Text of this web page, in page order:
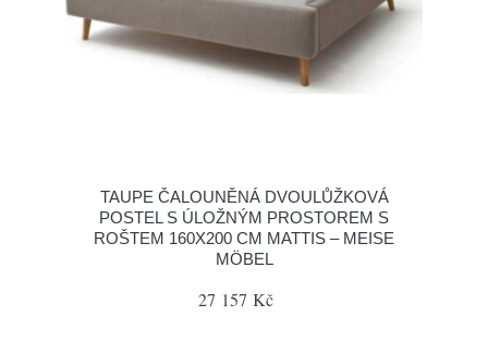
TAUPE ČALOUNĚNÁ DVOULŮŽKOVÁ
POSTEL S ÚLOŽNÝM PROSTOREM S
ROŠTEM 160X200 CM MATTIS – MEISE
MÖBEL
27 157 Kč